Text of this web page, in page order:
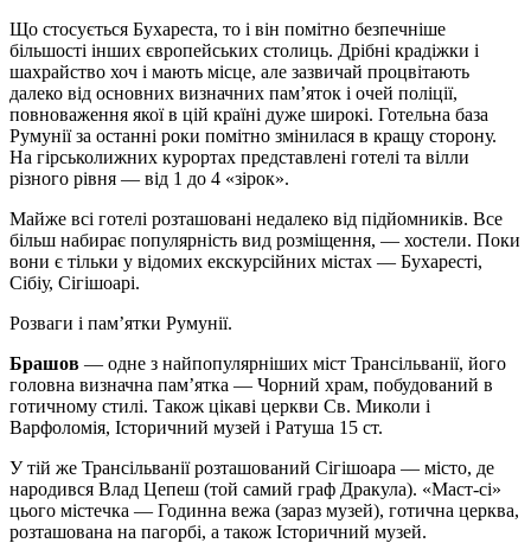
Що стосується Бухареста, то і він помітно безпечніше
більшості інших європейських столиць. Дрібні крадіжки і
шахрайство хоч і мають місце, але зазвичай процвітають
далеко від основних визначних пам’яток і очей поліції,
повноваження якої в цій країні дуже широкі. Готельна база
Румунії за останні роки помітно змінилася в кращу сторону.
На гірськолижних курортах представлені готелі та вілли
різного рівня — від 1 до 4 «зірок».
Майже всі готелі розташовані недалеко від підйомників. Все
більш набирає популярність вид розміщення, — хостели. Поки
вони є тільки у відомих екскурсійних містах — Бухаресті,
Сібіу, Сігішоарі.
Розваги і пам’ятки Румунії.
Брашов — одне з найпопулярніших міст Трансільванії, його
головна визначна пам’ятка — Чорний храм, побудований в
готичному стилі. Також цікаві церкви Св. Миколи і
Варфоломія, Історичний музей і Ратуша 15 ст.
У тій же Трансільванії розташований Сігішоара — місто, де
народився Влад Цепеш (той самий граф Дракула). «Маст-сі»
цього містечка — Годинна вежа (зараз музей), готична церква,
розташована на пагорбі, а також Історичний музей.